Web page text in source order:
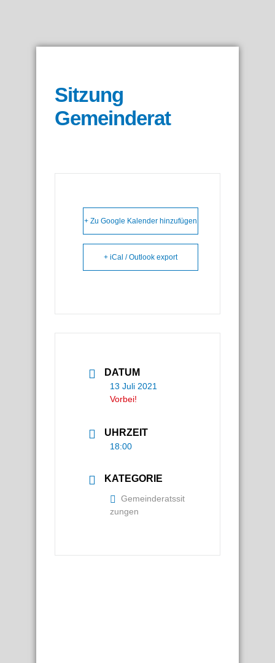
Sitzung
Gemeinderat
+ Zu Google Kalender hinzufügen
+ iCal / Outlook export
DATUM
13 Juli 2021
Vorbei!
UHRZEIT
18:00
KATEGORIE
Gemeinderatssit
zungen